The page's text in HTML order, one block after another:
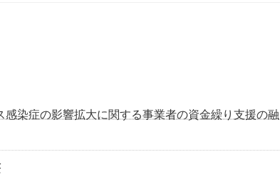
感染症の影響拡大に関する事業者の資金繰り支援の融